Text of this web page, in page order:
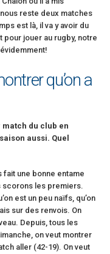
reste deux matches
est là, il va y avoir du
pour jouer au rugby, notre
qu’on a
du club en
aussi. Quel
fait une bonne entame
scorons les premiers.
est un peu naïfs, qu’on
sur des renvois. On
Depuis, tous les
on veut montrer
aller (42-19). On veut